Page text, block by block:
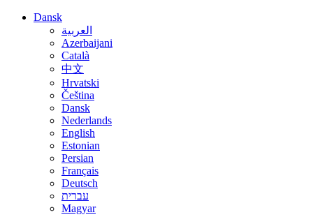
Dansk
العربية
Azerbaijani
Català
中文
Hrvatski
Čeština
Dansk
Nederlands
English
Estonian
Persian
Français
Deutsch
עברית
Magyar